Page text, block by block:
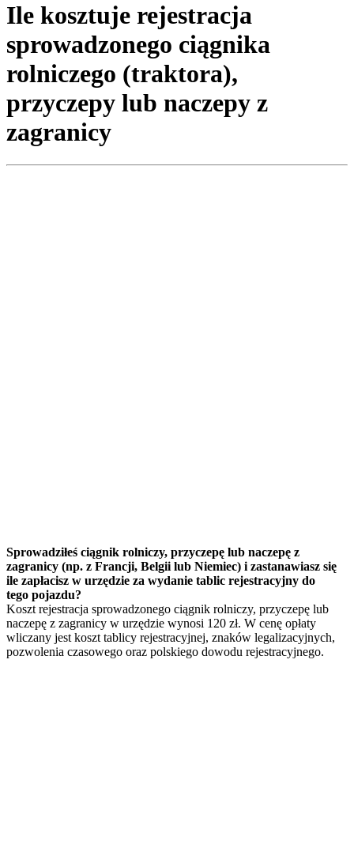
Ile kosztuje rejestracja
sprowadzonego ciągnika
rolniczego (traktora),
przyczepy lub naczepy z
zagranicy
Sprowadziłeś ciągnik rolniczy, przyczepę lub naczepę z
zagranicy (np. z Francji, Belgii lub Niemiec) i zastanawiasz się
ile zapłacisz w urzędzie za wydanie tablic rejestracyjny do
tego pojazdu?
Koszt rejestracja sprowadzonego ciągnik rolniczy, przyczepę lub
naczepę z zagranicy w urzędzie wynosi 120 zł. W cenę opłaty
wliczany jest koszt tablicy rejestracyjnej, znaków legalizacyjnych,
pozwolenia czasowego oraz polskiego dowodu rejestracyjnego.